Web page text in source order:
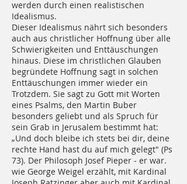
werden durch einen realistischen
Idealismus.
Dieser Idealismus nährt sich besonders
auch aus christlicher Hoffnung über alle
Schwierigkeiten und Enttäuschungen
hinaus. Diese im christlichen Glauben
begründete Hoffnung sagt in solchen
Enttäuschungen immer wieder ein
Trotzdem. Sie sagt zu Gott mit Worten
eines Psalms, den Martin Buber
besonders geliebt und als Spruch für
sein Grab in Jerusalem bestimmt hat:
„Und doch bleibe ich stets bei dir, deine
rechte Hand hast du auf mich gelegt" (Ps
73). Der Philosoph Josef Pieper ‑ er war.
wie George Weigel erzählt, mit Kardinal